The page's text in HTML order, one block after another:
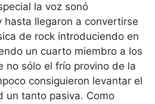
la voz sonó
hasta llegaron a convertirse
de rock introduciendo en
un cuarto miembro a los
no sólo el frío provino de la
consiguieron levantar el
un tanto pasiva. Como